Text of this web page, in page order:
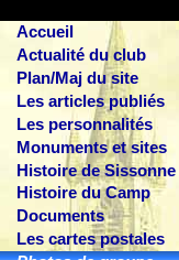
Accueil
Actualité du club
Plan/Maj du site
Les articles publiés
Les personnalités
Monuments et sites
Histoire de Sissonne
Histoire du Camp
Documents
Les cartes postales